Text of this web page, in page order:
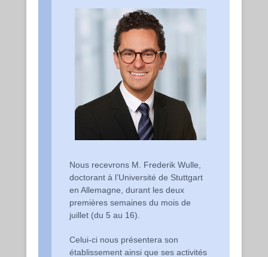
Nous recevrons M. Frederik Wulle,
doctorant à l’Université de Stuttgart
en Allemagne, durant les deux
premières semaines du mois de
juillet (du 5 au 16).
Celui-ci nous présentera son
établissement ainsi que ses activités